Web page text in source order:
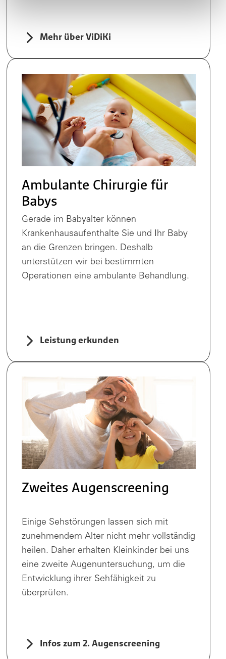
Mehr über ViDiKi
Ambulante Chirurgie für
Babys
Gerade im Babyalter können
Krankenhausaufenthalte Sie und Ihr Baby
an die Grenzen bringen. Deshalb
unterstützen wir bei bestimmten
Operationen eine ambulante Behandlung.
Leistung erkunden
Zweites Augenscreening
Einige Sehstörungen lassen sich mit
zunehmendem Alter nicht mehr vollständig
heilen. Daher erhalten Kleinkinder bei uns
eine zweite Augenuntersuchung, um die
Entwicklung ihrer Sehfähigkeit zu
überprüfen.
Infos zum 2. Augenscreening